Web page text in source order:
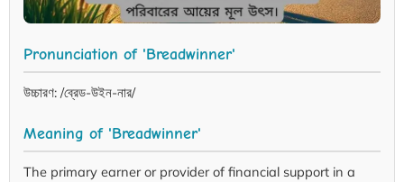
Pronunciation of 'Breadwinner'
উচ্চারণ: /ব্রেড-উইন-নার/
Meaning of 'Breadwinner'
The primary earner or provider of financial support in a